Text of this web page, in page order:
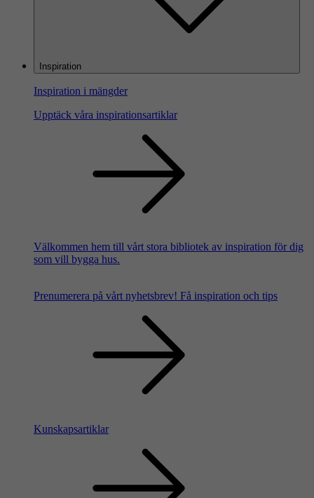
Inspiration
Inspiration i mängder
Upptäck våra inspirationsartiklar
Välkommen hem till vårt stora bibliotek av inspiration för dig
som vill bygga hus.
Prenumerera på vårt nyhetsbrev! Få inspiration och tips
Kunskapsartiklar